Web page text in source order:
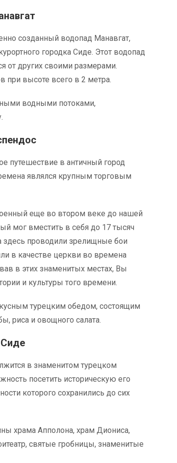
созданный водопад Манавгат,
городка Сиде. Этот водопад
от других своими размерами.
при высоте всего в 2 метра.
водными потоками,
путешествие в античный город
являлся крупным торговым
еще во втором веке до нашей
мог вместить в себя до 17 тысяч
здесь проводили зрелищные бои
в качестве церкви во времена
в этих знаменитых местах, Вы
и культуры того времени.
турецким обедом, состоящим
риса и овощного салата.
Сиде
в знаменитом турецком
посетить историческую его
которого сохранились до сих
храма Апполона, храм Диониса,
святые гробницы, знаменитые